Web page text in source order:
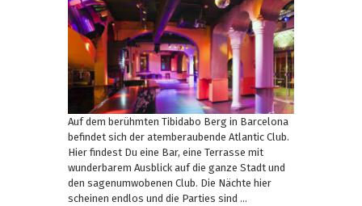
Auf dem berühmten Tibidabo Berg in Barcelona
befindet sich der atemberaubende Atlantic Club.
Hier findest Du eine Bar, eine Terrasse mit
wunderbarem Ausblick auf die ganze Stadt und
den sagenumwobenen Club. Die Nächte hier
scheinen endlos und die Parties sind ...